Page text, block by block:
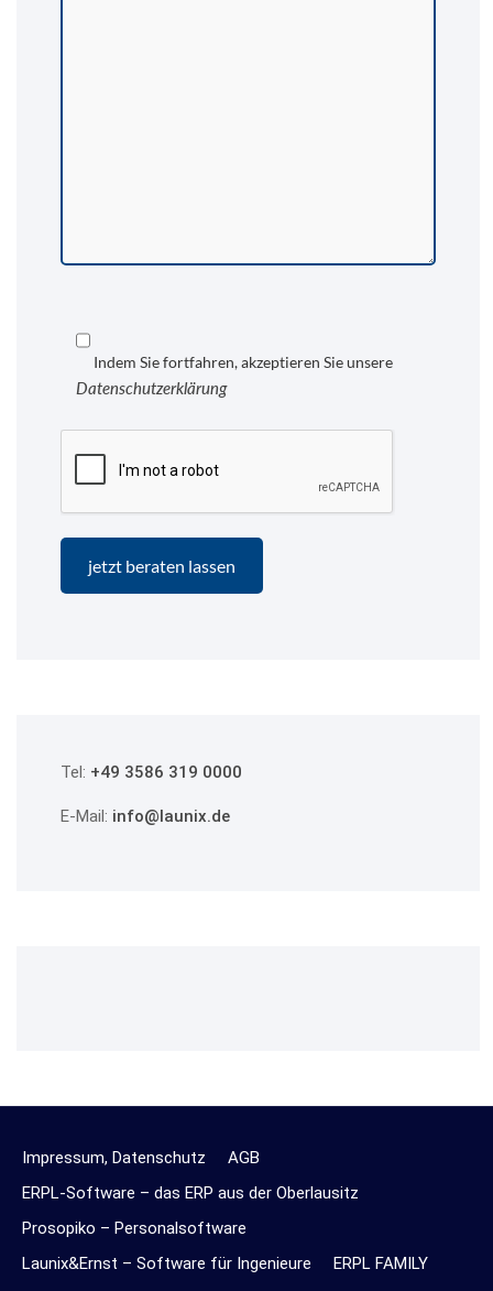
Indem Sie fortfahren, akzeptieren Sie unsere
Datenschutzerklärung
Tel: +49 3586 319 0000
E-Mail: info@launix.de
Impressum, Datenschutz
AGB
ERPL-Software – das ERP aus der Oberlausitz
Prosopiko – Personalsoftware
Launix&Ernst – Software für Ingenieure
ERPL FAMILY